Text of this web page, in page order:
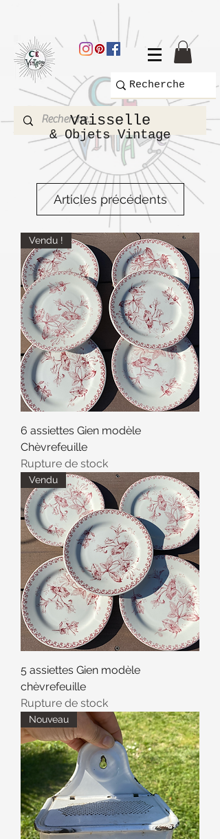
Vaisselle
& Objets Vintage
Articles précédents
Vendu !
6 assiettes Gien modèle
Chèvrefeuille
Rupture de stock
Vendu
5 assiettes Gien modèle
chèvrefeuille
Rupture de stock
Nouveau